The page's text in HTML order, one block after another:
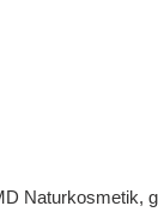
Naturkosmetik,